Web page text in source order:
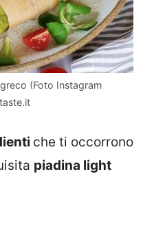
(Foto Instagram
che ti occorrono
piadina light